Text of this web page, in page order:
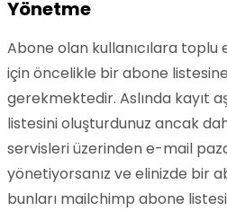
Yönetme
Abone olan kullanıcılara
için öncelikle bir abone
gerekmektedir. Aslında kayıt
listesini oluşturdunuz ancak
servisleri üzerinden e-mail
yönetiyorsanız ve elinizde bir
bunları mailchimp abone